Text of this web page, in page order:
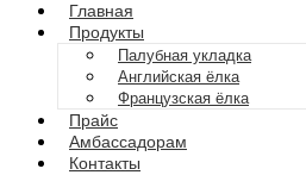
Главная
Продукты
Палубная укладка
Английская ёлка
Французская ёлка
Прайс
Амбассадорам
Контакты